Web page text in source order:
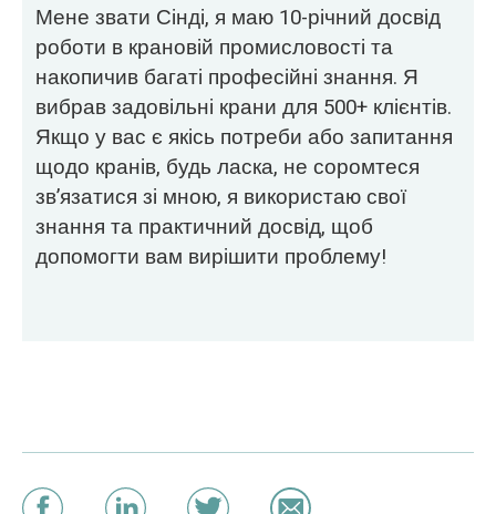
Мене звати Сінді, я маю 10-річний досвід
роботи в крановій промисловості та
накопичив багаті професійні знання. Я
вибрав задовільні крани для 500+ клієнтів.
Якщо у вас є якісь потреби або запитання
щодо кранів, будь ласка, не соромтеся
зв’язатися зі мною, я використаю свої
знання та практичний досвід, щоб
допомогти вам вирішити проблему!